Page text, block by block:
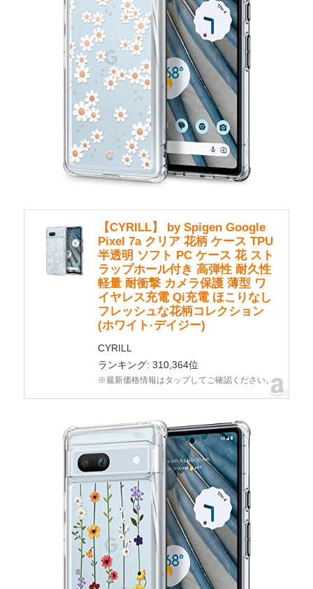
【CYRILL】 by Spigen Google
Pixel 7a クリア 花柄 ケース TPU
半透明 ソフト PC ケース 花 スト
ラップホール付き 高弾性 耐久性
軽量 耐衝撃 カメラ保護 薄型 ワ
イヤレス充電 Qi充電 ほこりなし
フレッシュな花柄コレクション
(ホワイト·デイジー)
CYRILL
ランキング: 310,364位
※最新価格情報はタップしてご確認ください。